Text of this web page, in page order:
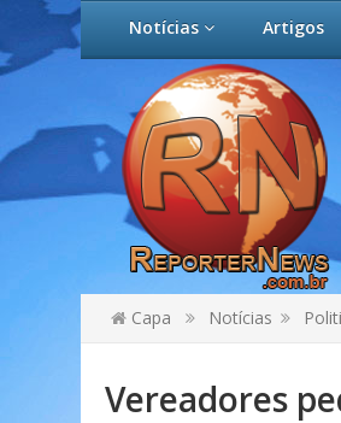
Notícias Artigos
Capa Notícias
Vereadores